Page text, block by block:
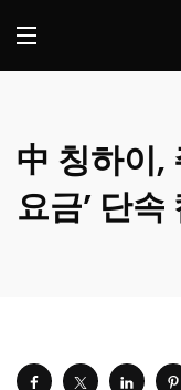
中 칭하이,
요금’ 단